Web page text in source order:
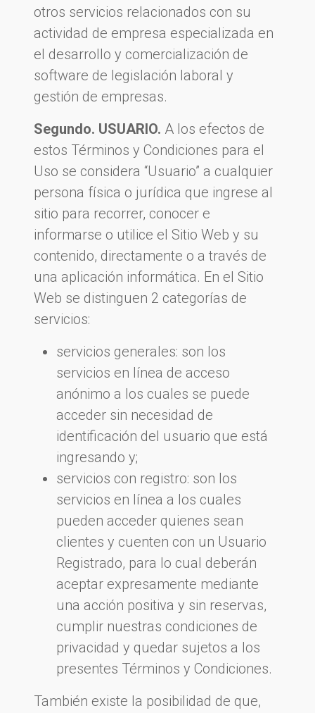
otros servicios relacionados con su
actividad de empresa especializada en
el desarrollo y comercialización de
software de legislación laboral y
gestión de empresas.
Segundo. USUARIO. A los efectos de
estos Términos y Condiciones para el
Uso se considera “Usuario” a cualquier
persona física o jurídica que ingrese al
sitio para recorrer, conocer e
informarse o utilice el Sitio Web y su
contenido, directamente o a través de
una aplicación informática. En el Sitio
Web se distinguen 2 categorías de
servicios:
servicios generales: son los
servicios en línea de acceso
anónimo a los cuales se puede
acceder sin necesidad de
identificación del usuario que está
ingresando y;
servicios con registro: son los
servicios en línea a los cuales
pueden acceder quienes sean
clientes y cuenten con un Usuario
Registrado, para lo cual deberán
aceptar expresamente mediante
una acción positiva y sin reservas,
cumplir nuestras condiciones de
privacidad y quedar sujetos a los
presentes Términos y Condiciones.
También existe la posibilidad de que,